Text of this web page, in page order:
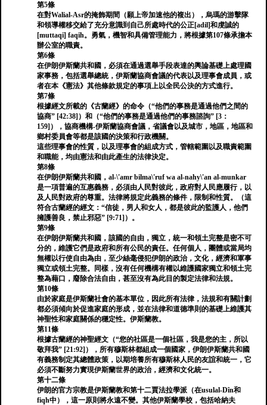
第5條
在對Walial-Asr的掩飾期間（願上帝加速他的複出），烏瑪的游擊隊
和領導權移交給了充分意識到自己所處時代的公正[adil]和虔誠的
[muttaqi] faqih。勇氣，機智和具備管理能力，將根據第107條承擔本
辦公室的職責。
第6條
在伊朗伊斯蘭共和國，必須在通過選舉手段表達的輿論基礎上處理國
家事務，包括選舉總統，伊斯蘭協商會議的代表以及理事會成員，或
者在本《憲法》其他條款規定的事項上以全民公決的方式進行。
第7條
根據經文所載的《古蘭經》的命令（“他們的事務是通過他們之間的
協商” [42:38]）和（“他們的事務是通過他們的事務諮詢” [3：
159]），協商機構-伊斯蘭協商會議，省議會以及城市，地區，地區和
鄉村委員會等都是該國的決策和行政機關。
這些理事會的性質，以及理事會的組成方式，管轄範圍以及職責範圍
和職能，均由憲法和由此產生的法律決定。
第8條
在伊朗伊斯蘭共和國，al-\'amr bilma\'ruf wa al-nahy\'an al-munkar
是一項普遍的互惠義務，必須由人民對彼此，政府對人民應履行，以
及人民對政府的尊重。法律將規定此義務的條件，限制和性質。（這
符合古蘭經的經文：“信徒，男人和女人，都是彼此的監護人，他們
擁護善良，禁止邪惡” [9:71]）。
第9條
在伊朗伊斯蘭共和國，該國的自由，獨立，統一和領土完整是密不可
分的，維護它們是政府和所有公民的責任。任何個人，團體或當局均
無權以行使自由為由，至少絲毫侵犯伊朗的政治，文化，經濟和軍事
獨立或領土完整。同樣，沒有任何機構有權以維護國家獨立和領土完
整為藉口，廢除合法自由，甚至沒有為此目的製定法律和法規。
第10條
由於家庭是伊斯蘭社會的基本單位，因此所有法律，法規和有關計劃
都必須傾向於促進家庭的形成，並在法律和道德準則的基礎上維護其
神聖性和家庭關係的穩定性。伊斯蘭教。
第11條
根據古蘭經的神聖經文（“您的社區是一個社區，我是您的主，所以
敬拜我” [21:92]），所有穆斯林都組成一個國家，伊朗伊斯蘭共和國
有義務制定其總體政策，以期培養所有穆斯林人民的友誼和統一，它
必須不斷努力實現伊斯蘭世界的政治，經濟和文化統一。
第十二條
伊朗的官方宗教是伊斯蘭教和第十二賈法拉學派（在usulal-Dîn和
fiqh中），這一原則將永遠不變。其他伊斯蘭學校，包括哈納夫